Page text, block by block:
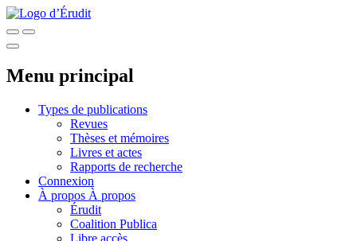
Menu principal
Types de publications
Revues
Thèses et mémoires
Livres et actes
Rapports de recherche
Connexion
À propos À propos
Érudit
Coalition Publica
Libre accès